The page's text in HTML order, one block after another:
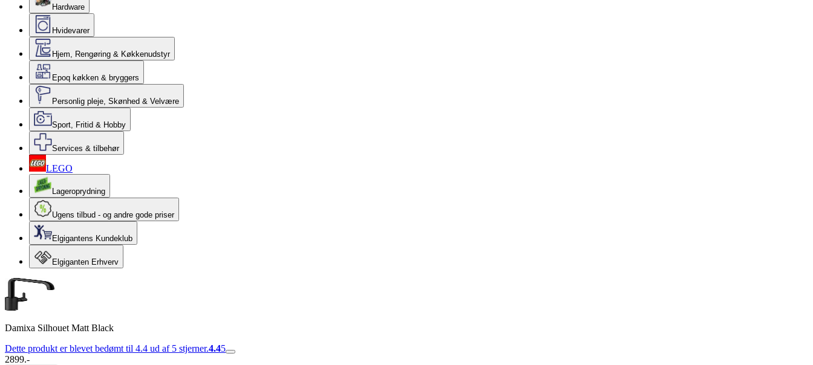
Hardware
Hvidevarer
Hjem, Rengøring & Køkkenudstyr
Epoq køkken & bryggers
Personlig pleje, Skønhed & Velvære
Sport, Fritid & Hobby
Services & tilbehør
LEGO
Lageroprydning
Ugens tilbud - og andre gode priser
Elgigantens Kundeklub
Elgiganten Erhverv
Damixa Silhouet Matt Black
Dette produkt er blevet bedømt til 4.4 ud af 5 stjerner.4.45
2899.-